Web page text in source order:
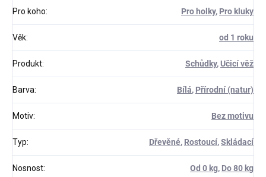
Pro koho: Pro holky, Pro kluky
Věk: od 1 roku
Produkt: Schůdky,Učicí věž
Barva: Bílá, Přírodní (natur)
Motiv: Bez motivu
Typ: Dřevěné, Rostoucí,Skládací
Nosnost: Od 0 kg, Do 80 kg